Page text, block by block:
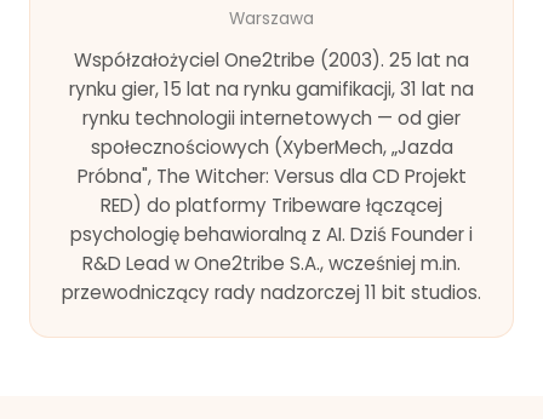
Warszawa
Współzałożyciel One2tribe (2003). 25 lat na
rynku gier, 15 lat na rynku gamifikacji, 31 lat na
rynku technologii internetowych — od gier
społecznościowych (XyberMech, „Jazda
Próbna", The Witcher: Versus dla CD Projekt
RED) do platformy Tribeware łączącej
psychologię behawioralną z AI. Dziś Founder i
R&D Lead w One2tribe S.A., wcześniej m.in.
przewodniczący rady nadzorczej 11 bit studios.